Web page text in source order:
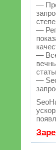
—
—
—
—